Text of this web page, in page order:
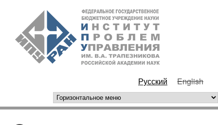
Перейти к основному
содержанию
РАН
Русский English
горизонтальное меню